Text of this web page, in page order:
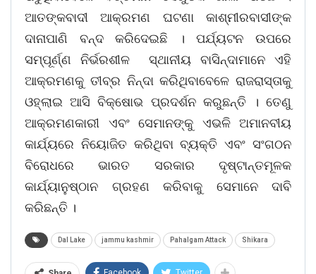
ଆତଙ୍କବାଦୀ ଆକ୍ରମଣ ଘଟଣା କାଶ୍ମୀରବାସୀଙ୍କ
ଦାନାପାଣି ବନ୍ଦ କରିଦେଇଛି । ପର୍ଯ୍ୟଟନ ଉପରେ
ସମ୍ପୂର୍ଣ୍ଣ ନିର୍ଭରଶୀଳ ସ୍ଥାନୀୟ ବାସିନ୍ଦାମାନେ ଏହି
ଆକ୍ରମଣକୁ ତୀବ୍ର ନିନ୍ଦା କରିଥିବାବେଳେ ରାଜରାସ୍ତାକୁ
ଓହ୍ଲାଇ ଆସି ବିକ୍ଷୋଭ ପ୍ରଦର୍ଶନ କରୁଛନ୍ତି । ତେଣୁ
ଆକ୍ରମଣକାରୀ ଏବଂ ସେମାନଙ୍କୁ ଏଭଳି ଅମାନବୀୟ
କାର୍ଯ୍ୟରେ ନିୟୋଜିତ କରିଥିବା ବ୍ୟକ୍ତି ଏବଂ ସଂଗଠନ
ବିରୋଧରେ ଭାରତ ସରକାର ଦୃଷ୍ଟାନ୍ତମୂଳକ
କାର୍ଯ୍ୟାନୁଷ୍ଠାନ ଗ୍ରହଣ କରିବାକୁ ସେମାନେ ଦାବି
କରିଛନ୍ତି ।
Dal Lake jammu kashmir Pahalgam Attack Shikara